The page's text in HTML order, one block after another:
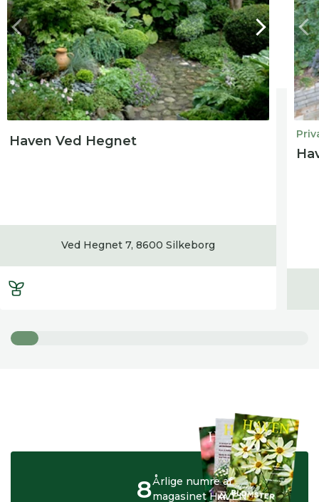
Haven Ved Hegnet
Ved Hegnet 7, 8600 Silkeborg
Årlige numre af
magasinet HAVEN
8